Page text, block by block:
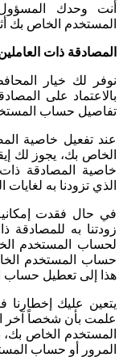
أنت وحدك
المستخدم الخاص بك
المصادقة ذات
نوفر لك خيار
بالاعتماد على
تفاصيل حساب
عند تفعيل خاصية
الخاص بك، يجوز لك
خاصية المصادقة ذات
الذي تزودنا به لغايات
في حال فقدت إمكانية
زودتنا به للمصادقة
لحساب المستخدم
حساب المستخدم
هذا إلى تعطيل حساب
يتعين عليك
علمت بأن شخصاً آخر
المستخدم الخاص
المرور أو حساب